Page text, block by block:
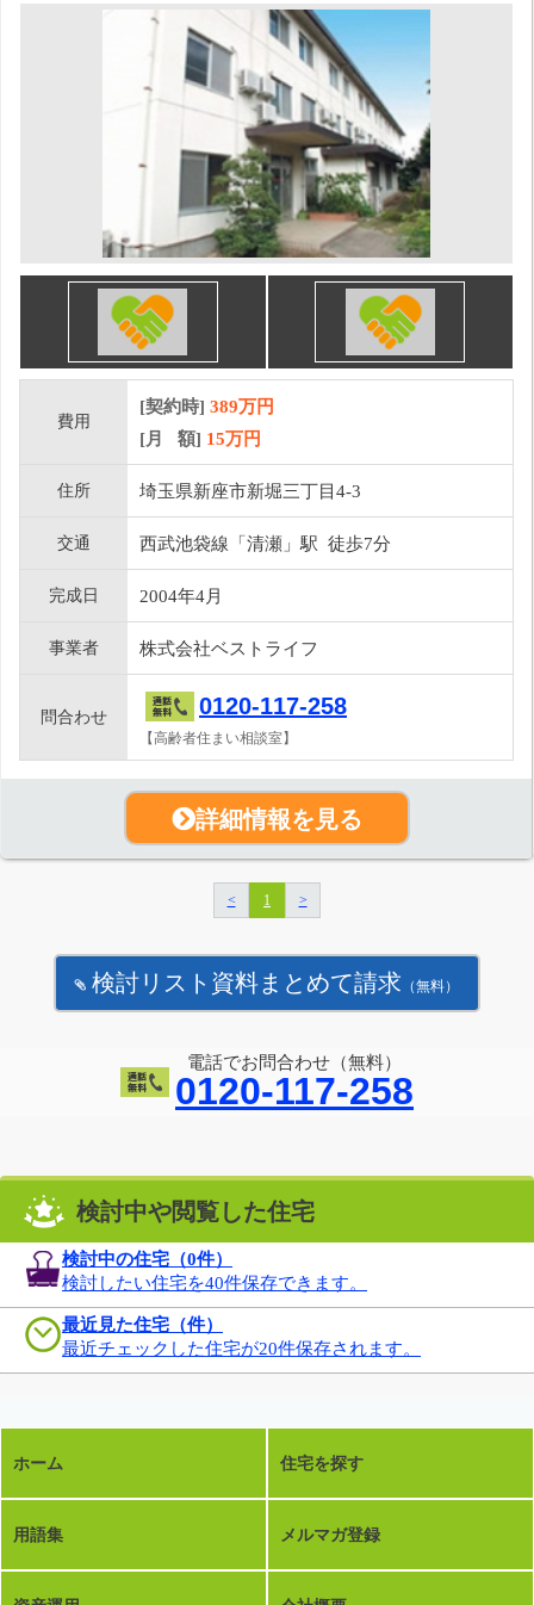
費用
[契約時] 389万円
[月 額] 15万円
住所 埼玉県新座市新堀三丁目4-3
交通 西武池袋線「清瀬」駅 徒歩7分
完成日 2004年4月
事業者 株式会社ベストライフ
問合わせ 0120-117-258
【高齢者住まい相談室】
詳細情報を見る
< 1 >
検討リスト資料まとめて請求 （無料）
電話でお問合わせ（無料）
0120-117-258
検討中や閲覧した住宅
検討中の住宅（0件）
検討したい住宅を40件保存できます。
最近見た住宅（件）
最近チェックした住宅が20件保存されます。
ホーム 住宅を探す
用語集 メルマガ登録